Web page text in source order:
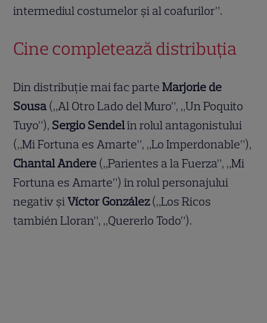
intermediul costumelor și al coafurilor”.
Cine completează distribuția
Din distribuție mai fac parteMarjorie de
Sousa („Al Otro Lado del Muro”, „Un Poquito
Tuyo”), Sergio Sendelîn rolul antagonistului
(„Mi Fortuna es Amarte”, „Lo Imperdonable”),
Chantal Andere („Parientes a la Fuerza”, „Mi
Fortuna es Amarte”) în rolul personajului
negativ șiVíctor González(„Los Ricos
también Lloran”, „Quererlo Todo”).